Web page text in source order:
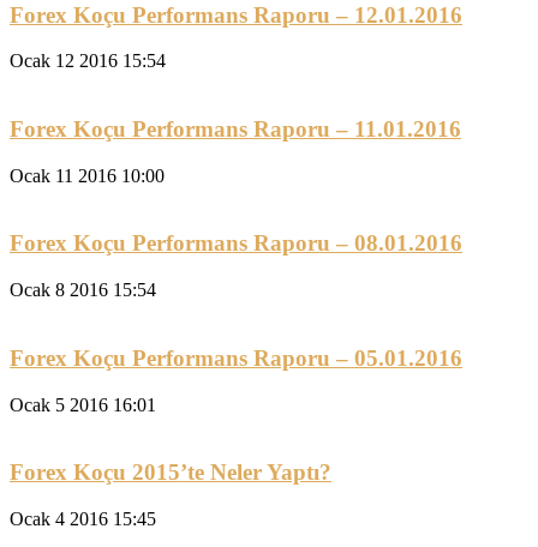
Forex Koçu Performans Raporu – 12.01.2016
Ocak 12 2016 15:54
Forex Koçu Performans Raporu – 11.01.2016
Ocak 11 2016 10:00
Forex Koçu Performans Raporu – 08.01.2016
Ocak 8 2016 15:54
Forex Koçu Performans Raporu – 05.01.2016
Ocak 5 2016 16:01
Forex Koçu 2015’te Neler Yaptı?
Ocak 4 2016 15:45